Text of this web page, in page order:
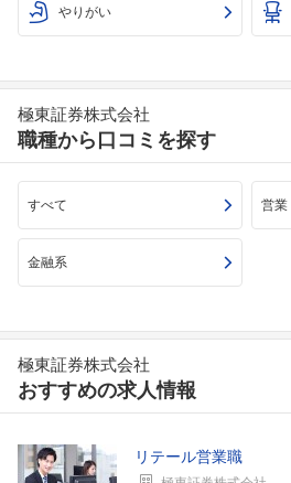
やりがい
極東証券株式会社
職種から口コミを探す
すべて 営業
金融系
極東証券株式会社
おすすめの求人情報
リテール営業職